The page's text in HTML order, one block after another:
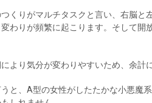
くりがマルチタスクと言い、右脳と
わりが頻繁に起こります。そして開
より気分が変わりやすいため、余計
と、A型の女性がしたたかな小悪魔